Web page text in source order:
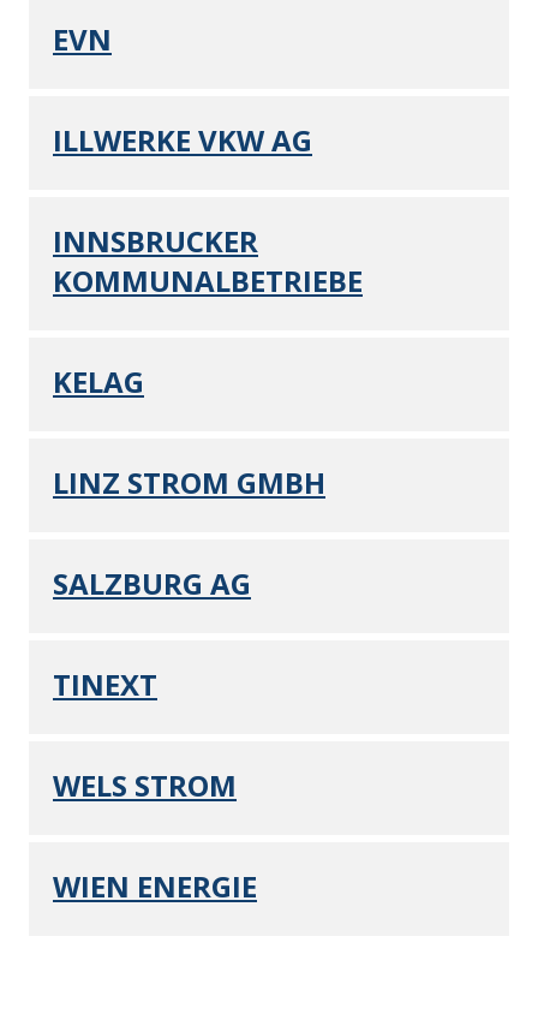
EVN
ILLWERKE VKW AG
INNSBRUCKER
KOMMUNALBETRIEBE
KELAG
LINZ STROM GMBH
SALZBURG AG
TINEXT
WELS STROM
WIEN ENERGIE